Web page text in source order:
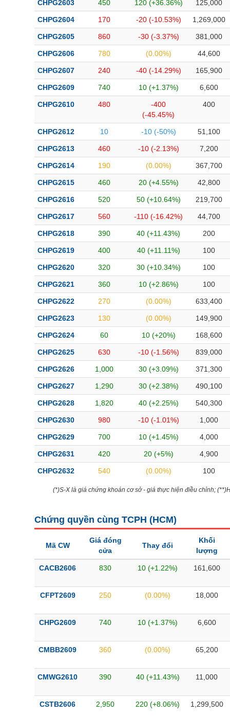
CHPG2603 450 120 (+36.36%) 125,000
CHPG2604 170 -20 (-10.53%) 1,269,000
CHPG2605 860 -30 (-3.37%) 381,000
CHPG2606 780 (0.00%) 44,600
CHPG2607 240 -40 (-14.29%) 165,900
CHPG2609 740 10 (+1.37%) 6,600
CHPG2610 480
-400
(-45.45%)
400
CHPG2612 10 -10 (-50%) 51,100
CHPG2613 460 -10 (-2.13%) 7,200
CHPG2614 190 (0.00%) 367,700
CHPG2615 460 20 (+4.55%) 42,800
CHPG2616 520 50 (+10.64%) 219,700
CHPG2617 560 -110 (-16.42%) 44,700
CHPG2618 390 40 (+11.43%) 200
CHPG2619 400 40 (+11.11%) 100
CHPG2620 320 30 (+10.34%) 100
CHPG2621 360 10 (+2.86%) 100
CHPG2622 270 (0.00%) 633,400
CHPG2623 130 (0.00%) 149,900
CHPG2624 60 10 (+20%) 168,600
CHPG2625 630 -10 (-1.56%) 839,000
CHPG2626 1,000 30 (+3.09%) 371,300
CHPG2627 1,290 30 (+2.38%) 490,100
CHPG2628 1,820 40 (+2.25%) 540,300
CHPG2630 980 -10 (-1.01%) 1,000
CHPG2629 700 10 (+1.45%) 4,000
CHPG2631 420 20 (+5%) 4,900
CHPG2632 540 (0.00%) 100
(*)S-X là giá chứng khoán cơ sở - giá thực hiện điều chỉnh;
Chứng quyền cùng TCPH (HCM)
Mã CW
Giá đóng
cửa
Thay đổi
Khối
lượng
CACB2606 830 10 (+1.22%) 161,600
CFPT2609 250 (0.00%) 18,000
CHPG2609 740 10 (+1.37%) 6,600
CMBB2609 360 (0.00%) 65,200
CMWG2610 390 40 (+11.43%) 11,000
CSTB2606 2,950 220 (+8.06%) 1,299,500
Bài viết của tác giả(-)
Báo cáo phân tích (-)
Thuật ngữ(-)
Dịch vụ(-)
Đào tạo
Sách tài chính
Công cụ đầu tư
Truyền thông tài chính
Dữ liệu tài chính